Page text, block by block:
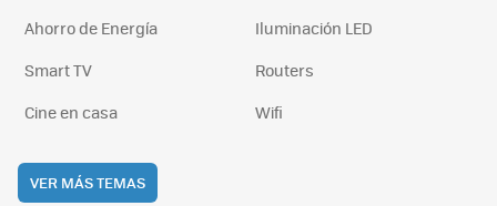
Ahorro de Energía
Iluminación LED
Smart TV
Routers
Cine en casa
Wifi
VER MÁS TEMAS